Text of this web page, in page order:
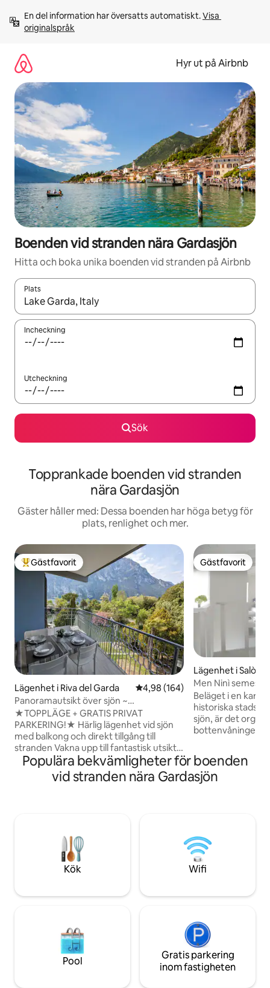
innehåll
En del information har översatts automatiskt. Visa
originalspråk
Hyr ut på Airbnb
Boenden vid stranden nära Gardasjön
Hitta och boka unika boenden vid stranden på Airbnb
Plats
När resultaten är tillgängliga kan du navigera med upp- och
Incheckning
Utcheckning
Sök
Topprankade boenden vid stranden
nära Gardasjön
Gäster håller med: Dessa boenden har höga betyg för
plats, renlighet och mer.
Populär gästfavorit
Gästfavorit
Lägenhet i Riva del Garda 4,98 av 5 i genomsnittligt
4,98 (164)
Panoramautsikt över sjön ~
strandlägenhet med parkering
★TOPPLÄGE + GRATIS PRIVAT
PARKERING!★ Härlig lägenhet vid sjön
med balkong och direkt tillgång till
stranden Vakna upp till fantastisk utsikt i
denna mysiga lägenhet, perfekt belägen
precis vid sjön. Njut av ditt morgonkaffe
på den privata balkongen och nå
Handdukar och sängkläder ingår - Stor
trädgård (delas med boende) - Direkt
tillgång till stranden
Gästfavorit
Gästfavorit
Lägenhet i Salò
Men Ninì
Beläget i en
historiska
sjön, är det
bottenvåningen
stenväggar och
ett pentry, ett
rymlig dusch, ett
tvättmaskin/
enkelsäng (70
gratis spjälsäng.
Populära bekvämligheter för boenden
vid stranden nära Gardasjön
Kök Wifi
Pool
Gratis parkering
inom fastigheten